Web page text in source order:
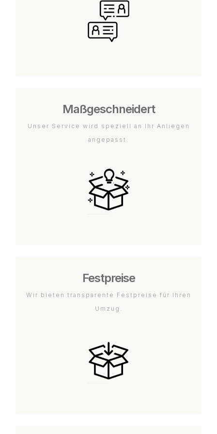
Maßgeschneidert
Unser Service wird speziell an Ihr Anliegen
angepasst.
Festpreise
Wir bieten transparente Festpreise für Ihren
Umzug.